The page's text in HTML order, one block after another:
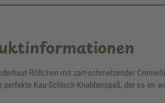
Röllchen mit zart-schmelzender
perfekte Kau-Schleck-Knabberspaß, der es im